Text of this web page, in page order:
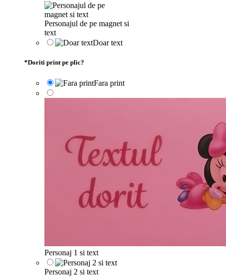
Personajul de pe magnet si
text
Doar text
*Doriti print pe plic?
Fara print
Personaj 1 si text
Personaj 2 si text